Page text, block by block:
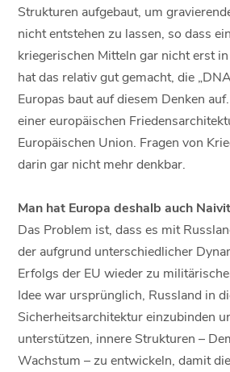
Strukturen aufgebaut, um
nicht entstehen zu lassen, so dass
kriegerischen Mitteln gar nicht erst
hat das relativ gut gemacht, die
Europas baut auf diesem Denken
einer europäischen
Europäischen Union. Fragen von
darin gar nicht mehr denkbar.
Man hat Europa deshalb auch
Das Problem ist, dass es mit
der aufgrund unterschiedlicher
Erfolgs der EU wieder zu
Idee war ursprünglich, Russland in
Sicherheitsarchitektur einzubinden
unterstützen, innere Strukturen –
Wachstum – zu entwickeln, damit